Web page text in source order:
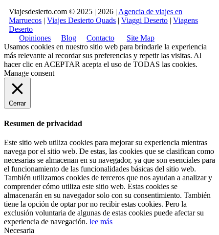
Viajesdesierto.com © 2025 | 2026 | Agencia de viajes en
Marruecos | Viajes Desierto Quads | Viaggi Deserto | Viagens
Deserto
Opiniones
Blog Contacto
Site Map
Usamos cookies en nuestro sitio web para brindarle la experiencia
más relevante al recordar sus preferencias y repetir las visitas. Al
hacer clic en ACEPTAR acepta el uso de TODAS las cookies.
Manage consent
Cerrar
Resumen de privacidad
Este sitio web utiliza cookies para mejorar su experiencia mientras
navega por el sitio web. De estas, las cookies que se clasifican como
necesarias se almacenan en su navegador, ya que son esenciales para
el funcionamiento de las funcionalidades básicas del sitio web.
También utilizamos cookies de terceros que nos ayudan a analizar y
comprender cómo utiliza este sitio web. Estas cookies se
almacenarán en su navegador solo con su consentimiento. También
tiene la opción de optar por no recibir estas cookies. Pero la
exclusión voluntaria de algunas de estas cookies puede afectar su
experiencia de navegación. lee más
Necesaria